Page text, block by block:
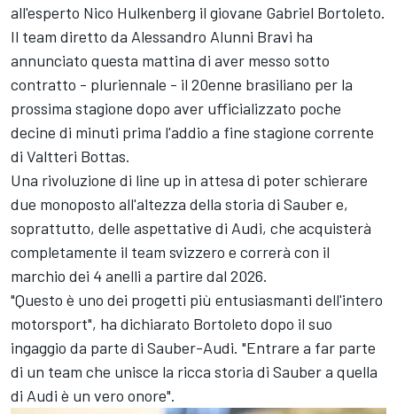
all'esperto Nico Hulkenberg il giovane Gabriel Bortoleto.
Il team diretto da Alessandro Alunni Bravi ha
annunciato questa mattina di aver messo sotto
contratto - pluriennale - il 20enne brasiliano per la
prossima stagione dopo aver ufficializzato poche
decine di minuti prima l'addio a fine stagione corrente
di Valtteri Bottas.
Una rivoluzione di line up in attesa di poter schierare
due monoposto all'altezza della storia di Sauber e,
soprattutto, delle aspettative di Audi, che acquisterà
completamente il team svizzero e correrà con il
marchio dei 4 anelli a partire dal 2026.
"Questo è uno dei progetti più entusiasmanti dell'intero
motorsport", ha dichiarato Bortoleto dopo il suo
ingaggio da parte di Sauber-Audi. "Entrare a far parte
di un team che unisce la ricca storia di Sauber a quella
di Audi è un vero onore".